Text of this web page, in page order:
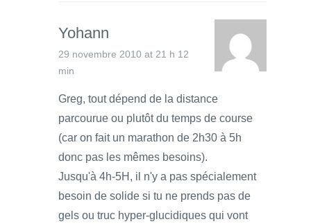
Yohann
29 novembre 2010 at 21 h 12
min
Greg, tout dépend de la distance
parcourue ou plutôt du temps de course
(car on fait un marathon de 2h30 à 5h
donc pas les mêmes besoins).
Jusqu'à 4h-5H, il n'y a pas spécialement
besoin de solide si tu ne prends pas de
gels ou truc hyper-glucidiques qui vont